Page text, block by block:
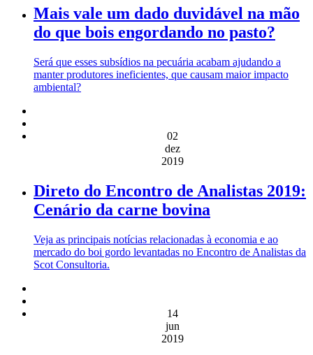
Mais vale um dado duvidável na mão
do que bois engordando no pasto?
Será que esses subsídios na pecuária acabam ajudando a
manter produtores ineficientes, que causam maior impacto
ambiental?
02
dez
2019
Direto do Encontro de Analistas 2019:
Cenário da carne bovina
Veja as principais notícias relacionadas à economia e ao
mercado do boi gordo levantadas no Encontro de Analistas da
Scot Consultoria.
14
jun
2019